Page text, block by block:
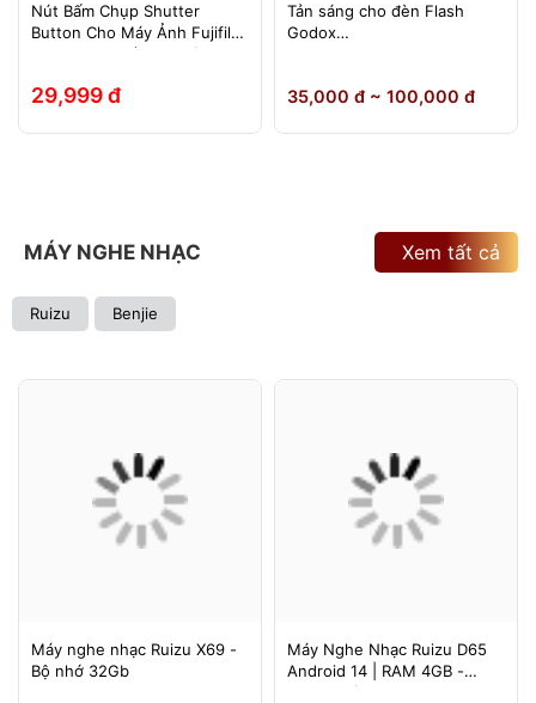
Nút Bấm Chụp Shutter
Button Cho Máy Ảnh Fujifilm
Leica Contax (Ren Xoáy)
29,999 đ
Tản sáng cho đèn Flash
Godox
860III, Yongnuo 560II/565EX,
35,000 đ ~ 100,000 đ
MÁY NGHE NHẠC
Ruizu Benjie
Xem tất cả
Máy nghe nhạc Ruizu X69 -
Bộ nhớ 32Gb
Máy Nghe Nhạc Ruizu D65
Android 14 | RAM 4GB -
64GB Chính Hãng